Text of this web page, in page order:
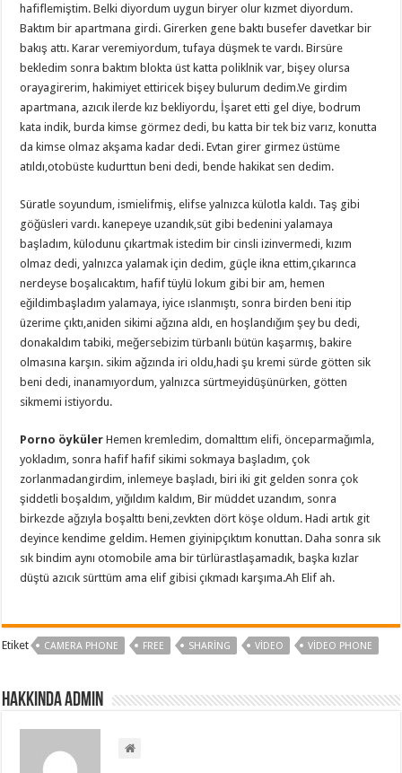
hafiflemiştim. Belki diyordum uygun biryer olur kızmet diyordum.
Baktım bir apartmana girdi. Girerken gene baktı busefer davetkar bir
bakış attı. Karar veremiyordum, tufaya düşmek te vardı. Birsüre
bekledim sonra baktım blokta üst katta poliklnik var, bişey olursa
orayagirerim, hakimiyet ettiricek bişey bulurum dedim.Ve girdim
apartmana, azıcık ilerde kız bekliyordu, İşaret etti gel diye, bodrum
kata indik, burda kimse görmez dedi, bu katta bir tek biz varız, konutta
da kimse olmaz akşama kadar dedi. Evtan girer girmez üstüme
atıldı,otobüste kudurttun beni dedi, bende hakikat sen dedim.
Süratle soyundum, ismielifmiş, elifse yalnızca külotla kaldı. Taş gibi
göğüsleri vardı. kanepeye uzandık,süt gibi bedenini yalamaya
başladım, külodunu çıkartmak istedim bir cinsli izinvermedi, kızım
olmaz dedi, yalnızca yalamak için dedim, güçle ikna ettim,çıkarınca
nerdeyse boşalıcaktım, hafif tüylü lokum gibi bir am, hemen
eğildimbaşladım yalamaya, iyice ıslanmıştı, sonra birden beni itip
üzerime çıktı,aniden sikimi ağzına aldı, en hoşlandığım şey bu dedi,
donakaldım tabiki, meğersebizim türbanlı bütün kaşarmış, bakire
olmasına karşın. sikim ağzında iri oldu,hadi şu kremi sürde götten sik
beni dedi, inanamıyordum, yalnızca sürtmeyidüşünürken, götten
sikmemi istiyordu.
Porno öyküler Hemen kremledim, domalttım elifi, önceparmağımla,
yokladım, sonra hafif hafif sikimi sokmaya başladım, çok
zorlanmadangirdim, inlemeye başladı, biri iki git gelden sonra çok
şiddetli boşaldım, yığıldım kaldım, Bir müddet uzandım, sonra
birkezde ağzıyla boşalttı beni,zevkten dört köşe oldum. Hadi artık git
deyince kendime geldim. Hemen giyinipçıktım konuttan. Daha sonra sık
sık bindim aynı otomobile ama bir türlürastlaşamadık, başka kızlar
düştü azıcık sürttüm ama elif gibisi çıkmadı karşıma.Ah Elif ah.
Etiket CAMERA PHONE FREE SHARING VIDEO VIDEO PHONE
Hakkında admin